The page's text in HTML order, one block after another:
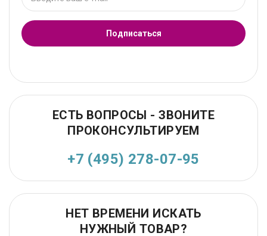
Подписаться
ЕСТЬ ВОПРОСЫ - ЗВОНИТЕ
ПРОКОНСУЛЬТИРУЕМ
+7 (495) 278-07-95
НЕТ ВРЕМЕНИ ИСКАТЬ
НУЖНЫЙ ТОВАР?